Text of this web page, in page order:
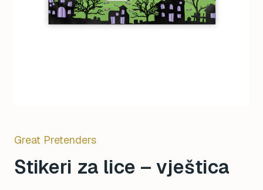
Great Pretenders
Stikeri za lice – vještica